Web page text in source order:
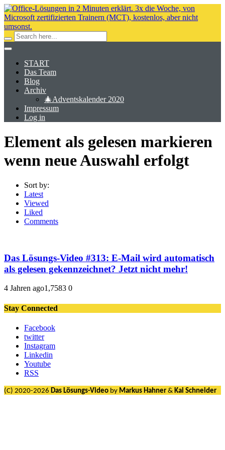
START
Das Team
Blog
Archiv
🎄Adventskalender 2020
Impressum
Log in
Element als gelesen markieren
wenn neue Auswahl erfolgt
Sort by:
Latest
Viewed
Liked
Comments
Das Lösungs-Video #313: E-Mail wird automatisch
als gelesen gekennzeichnet? Jetzt nicht mehr!
4 Jahren ago1,7583 0
Stay Connected
Facebook
twitter
Instagram
Linkedin
Youtube
RSS
(C) 2020-2026 Das Lösungs-Video by Markus Hahner & Kai Schneider